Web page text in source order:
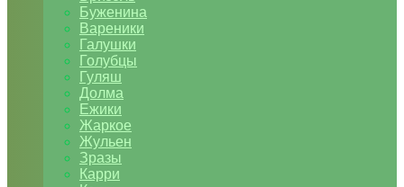
Буженина
Вареники
Галушки
Голубцы
Гуляш
Долма
Ежики
Жаркое
Жульен
Зразы
Карри